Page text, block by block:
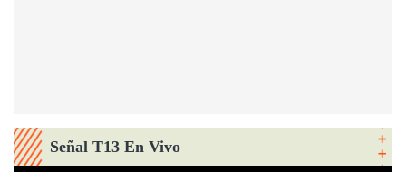
Señal T13 En Vivo